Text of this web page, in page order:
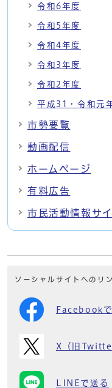
令和6年度
令和5年度
令和4年度
令和3年度
令和2年度
平成31・令和元
市勢要覧
動画配信
ホームページ
有料広告
市民活動情報サ
ソーシャルサイトへのリ
Facebook
X（旧
LINEで送る